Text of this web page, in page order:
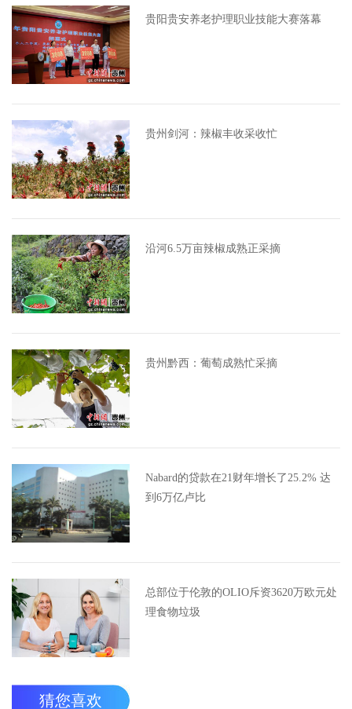
贵阳贵安养老护理职业技能大赛落幕
贵州剑河：辣椒丰收采收忙
沿河6.5万亩辣椒成熟正采摘
贵州黔西：葡萄成熟忙采摘
Nabard的贷款在21财年增长了25.2% 达
到6万亿卢比
总部位于伦敦的OLIO斥资3620万欧元处
理食物垃圾
猜您喜欢